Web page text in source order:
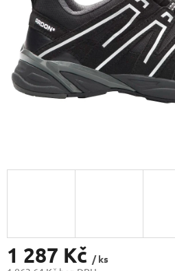
1 287 Kč / ks